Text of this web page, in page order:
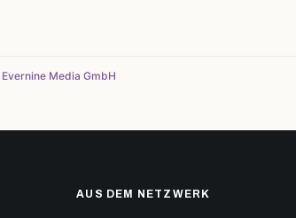
Evernine Media GmbH
AUS DEM NETZWERK